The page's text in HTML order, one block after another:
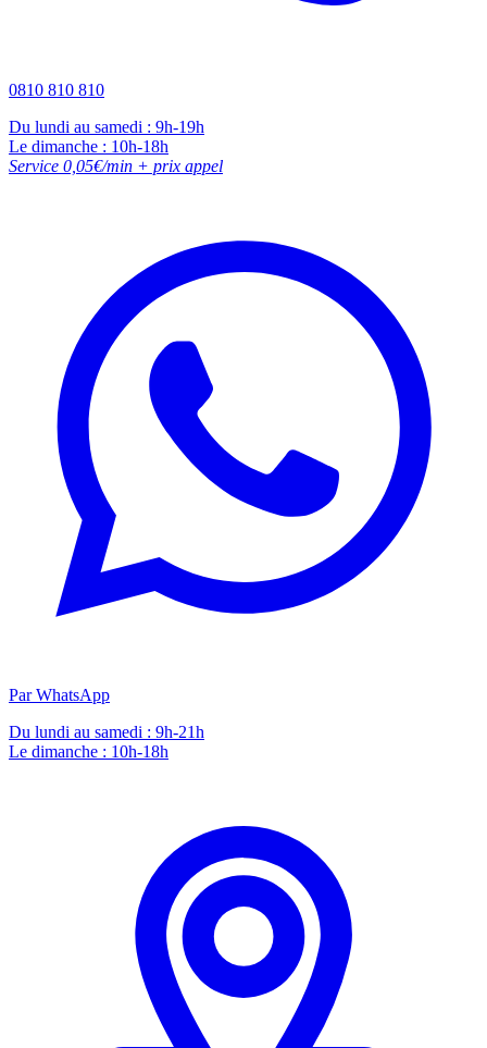
0810 810 810
Du lundi au samedi : 9h-19h
Le dimanche : 10h-18h
Service 0,05€/min + prix appel
Par WhatsApp
Du lundi au samedi : 9h-21h
Le dimanche : 10h-18h